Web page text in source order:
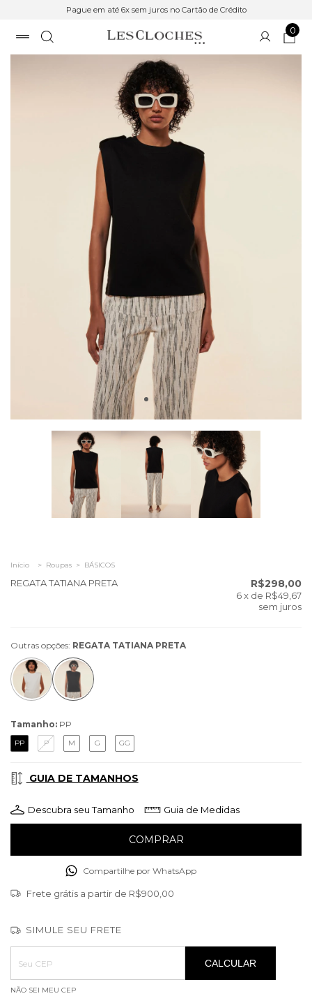
Pague em até 6x sem juros no Cartão de Crédito
0
Início > Roupas > BÁSICOS
REGATA TATIANA PRETA R$298,00
6x de R$49,67
sem juros
Outras opções: REGATA TATIANA PRETA
Tamanho: PP
PP P M G GG
GUIA DE TAMANHOS
Descubra seu Tamanho Guia de Medidas
Compartilhe por WhatsApp
Frete grátis a partir de R$900,00
SIMULE SEU FRETE
Entregas para o CEP:
ALTERAR CEP
CALCULAR
NÃO SEI MEU CEP